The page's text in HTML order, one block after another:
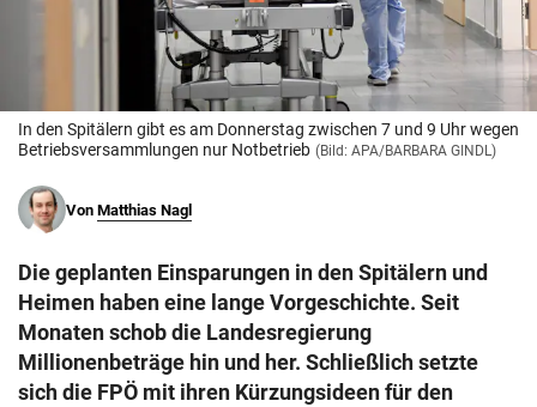
© Krone Multimedia GmbH & Co KG 2026
Muthgasse 2, 1190 Wien
In den Spitälern gibt es am Donnerstag zwischen 7 und 9 Uhr wegen
Betriebsversammlungen nur Notbetrieb (Bild: APA/BARBARA GINDL)
Von Matthias Nagl
Die geplanten Einsparungen in den Spitälern und
Heimen haben eine lange Vorgeschichte. Seit
Monaten schob die Landesregierung
Millionenbeträge hin und her. Schließlich setzte
sich die FPÖ mit ihren Kürzungsideen für den